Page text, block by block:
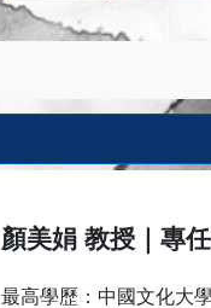
顏美娟 教授 專
最高學歷： 中國文化大